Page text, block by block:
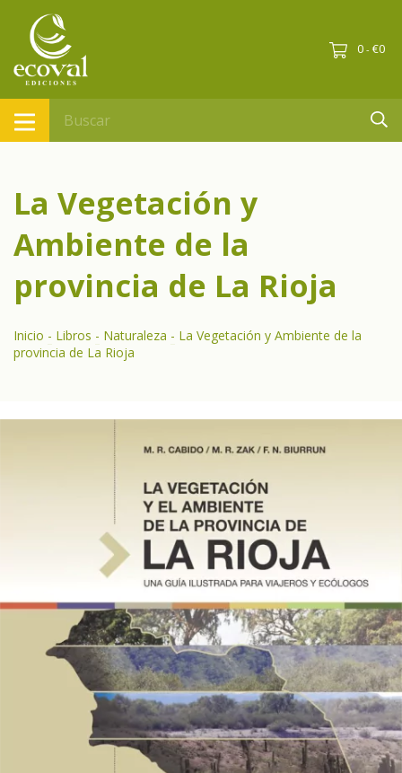
0 - €0
La Vegetación y
Ambiente de la
provincia de La Rioja
Inicio - Libros - Naturaleza - La Vegetación y Ambiente de la
provincia de La Rioja